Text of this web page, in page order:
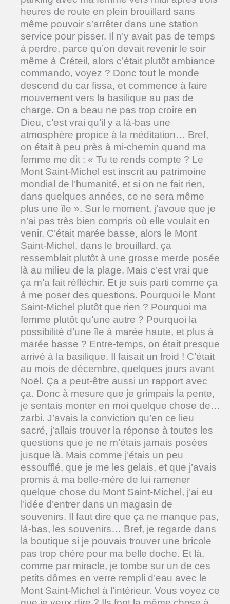
heures de route en plein brouillard sans
même pouvoir s’arrêter dans une station
service pour pisser. Il n’y avait pas de temps
à perdre, parce qu’on devait revenir le soir
même à Créteil, alors c’était plutôt ambiance
commando, voyez ? Donc tout le monde
descend du car fissa, et commence à faire
mouvement vers la basilique au pas de
charge. On a beau ne pas trop croire en
Dieu, c’est vrai qu’il y a là-bas une
atmosphère propice à la méditation… Bref,
on était à peu près à mi-chemin quand ma
femme me dit : « Tu te rends compte ? Le
Mont Saint-Michel est inscrit au patrimoine
mondial de l’humanité, et si on ne fait rien,
dans quelques années, ce ne sera même
plus une île ». Sur le moment, j’avoue que je
n’ai pas très bien compris où elle voulait en
venir. C’était marée basse, alors le Mont
Saint-Michel, dans le brouillard, ça
ressemblait plutôt à une grosse merde posée
là au milieu de la plage. Mais c’est vrai que
ça m’a fait réfléchir. Et je suis parti comme ça
à me poser des questions. Pourquoi le Mont
Saint-Michel plutôt que rien ? Pourquoi ma
femme plutôt qu’une autre ? Pourquoi la
possibilité d’une île à marée haute, et plus à
marée basse ? Entre-temps, on était presque
arrivé à la basilique. Il faisait un froid ! C’était
au mois de décembre, quelques jours avant
Noël. Ça a peut-être aussi un rapport avec
ça. Donc à mesure que je grimpais la pente,
je sentais monter en moi quelque chose de…
zarbi. J’avais la conviction qu’en ce lieu
sacré, j’allais trouver la réponse à toutes les
questions que je ne m’étais jamais posées
jusque là. Mais comme j’étais un peu
essoufflé, que je me les gelais, et que j’avais
promis à ma belle-mère de lui ramener
quelque chose du Mont Saint-Michel, j’ai eu
l’idée d’entrer dans un magasin de
souvenirs. Il faut dire que ça ne manque pas,
là-bas, les souvenirs… Bref, je regarde dans
la boutique si je pouvais trouver une bricole
pas trop chère pour ma belle doche. Et là,
comme par miracle, je tombe sur un de ces
petits dômes en verre rempli d’eau avec le
Mont Saint-Michel à l’intérieur. Vous voyez ce